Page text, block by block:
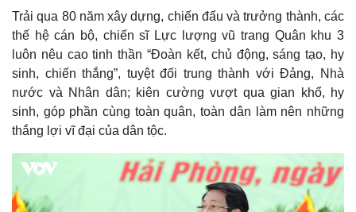
Infographic
Trải qua 80 năm xây dựng, chiến đấu và trưởng thành, các
thế hệ cán bộ, chiến sĩ Lực lượng vũ trang Quân khu 3
luôn nêu cao tinh thần “Đoàn kết, chủ động, sáng tạo, hy
sinh, chiến thắng”, tuyệt đối trung thành với Đảng, Nhà
nước và Nhân dân; kiên cường vượt qua gian khổ, hy
sinh, góp phần cùng toàn quân, toàn dân làm nên những
thắng lợi vĩ đại của dân tộc.